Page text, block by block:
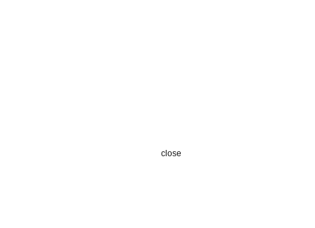
close